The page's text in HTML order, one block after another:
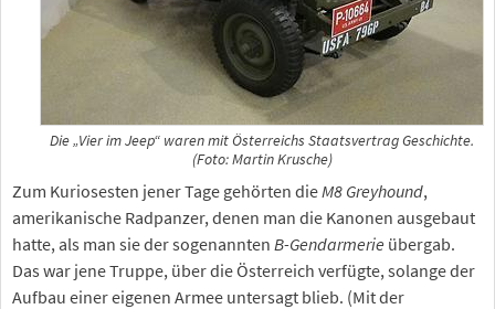
Die „Vier im Jeep“ waren mit Österreichs Staatsvertrag Geschichte.
(Foto: Martin Krusche)
Zum Kuriosesten jener Tage gehörten dieM8 Greyhound,
amerikanische Radpanzer, denen man die Kanonen ausgebaut
hatte, als man sie der sogenannten B-Gendarmerie übergab.
Das war jene Truppe, über die Österreich verfügte, solange der
Aufbau einer eigenen Armee untersagt blieb. (Mit der